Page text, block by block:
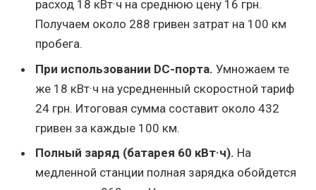
расход 18 кВт·ч на среднюю цену 16 грн.
Получаем около 288 гривен затрат на 100 км
пробега.
При использовании DC-порта. Умножаем те
же 18 кВт·ч на усредненный скоростной тариф
24 грн. Итоговая сумма составит около 432
гривен за каждые 100 км.
Полный заряд (батарея 60 кВт·ч). На
медленной станции полная зарядка обойдется